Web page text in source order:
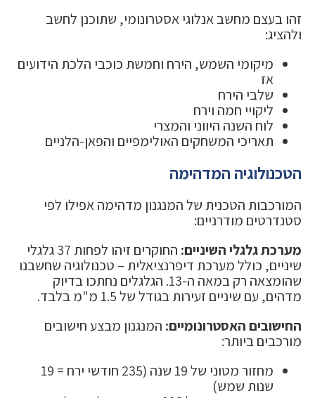
זהו בעצם מחשב אנלוגי אסטרונומי, שתוכנן לחשב
ולהציג:
מיקומי השמש, הירח וחמשת כוכבי הלכת הידועים
אז
שלבי הירח
ליקויי חמה וירח
לוח השנה היווני והמצרי
תאריכי המשחקים האולימפיים והפאן-הלניים
הטכנולוגיה המדהימה
המורכבות הטכנית של המנגנון מדהימה אפילו לפי
סטנדרטים מודרניים:
מערכת גלגלי השיניים:
החוקרים זיהו לפחות 37 גלגלי
שיניים, כולל מערכת דיפרנציאלית – טכנולוגיה שחשבנו
שהומצאה רק במאה ה-13. הגלגלים נחתכו בדיוק
מדהים, עם שיניים זעירות בגודל של 1.5 מ"מ בלבד.
החישובים האסטרונומיים: המנגנון מבצע חישובים
מורכבים ביותר:
מחזור מטוני של 19 שנה (235 חודשי ירח = 19
שנות שמש)